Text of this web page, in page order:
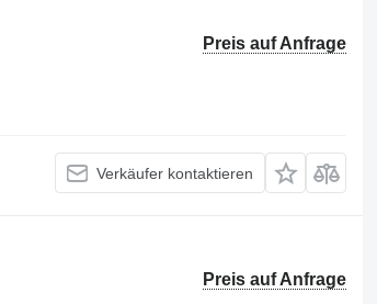
Preis auf Anfrage
Verkäufer kontaktieren
Preis auf Anfrage